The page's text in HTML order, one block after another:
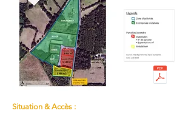
Situation & Accès :